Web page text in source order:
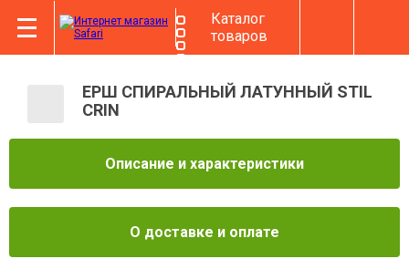
Каталог
товаров
ЕРШ СПИРАЛЬНЫЙ ЛАТУННЫЙ STIL
CRIN
Описание и характеристики
О доставке и оплате